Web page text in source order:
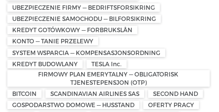
UBEZPIECZENIE FIRMY — BEDRIFTSFORSIKRING
UBEZPIECZENIE SAMOCHODU — BILFORSIKRING
KREDYT GOTÓWKOWY — FORBRUKSLÅN
KONTO — TANIE PRZELEWY
SYSTEM WSPARCIA — KOMPENSASJONSORDNING
KREDYT BUDOWLANY
TESLA Inc.
FIRMOWY PLAN EMERYTALNY — OBLIGATORISK
TJENESTEPENSJON (OTP)
BITCOIN
SCANDINAVIAN AIRLINES SAS
SECOND HAND
GOSPODARSTWO DOMOWE — HUSSTAND
OFERTY PRACY